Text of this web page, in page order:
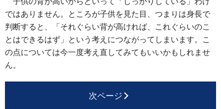
ではありません。ところが子供を見た目、つまりは身長で
判断すると、「それぐらい背が高ければ、これぐらいのこ
とはできるはず」という考えにつながってしまいます。こ
の点については今一度考え直してみてもいいかもしれませ
ん。
次ページ